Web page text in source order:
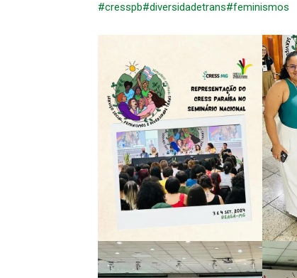
#cresspb#diversidadetrans#feminismos